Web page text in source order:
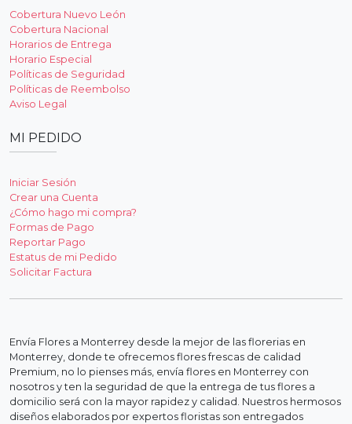
Cobertura Nuevo León
Cobertura Nacional
Horarios de Entrega
Horario Especial
Políticas de Seguridad
Políticas de Reembolso
Aviso Legal
MI PEDIDO
Iniciar Sesión
Crear una Cuenta
¿Cómo hago mi compra?
Formas de Pago
Reportar Pago
Estatus de mi Pedido
Solicitar Factura
Envía Flores a Monterrey desde la mejor de las florerias en
Monterrey, donde te ofrecemos flores frescas de calidad
Premium, no lo pienses más, envía flores en Monterrey con
nosotros y ten la seguridad de que la entrega de tus flores a
domicilio será con la mayor rapidez y calidad. Nuestros hermosos
diseños elaborados por expertos floristas son entregados